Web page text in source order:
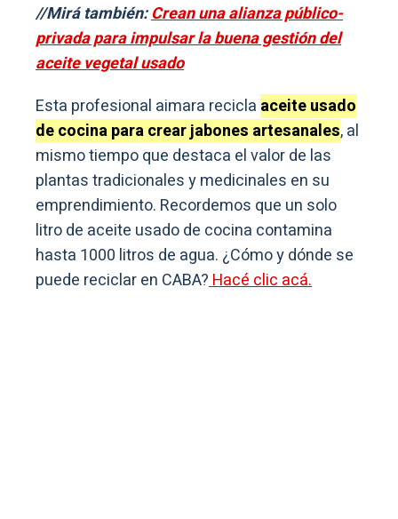
//Mirá también:Crean una alianza público-
privada para impulsar la buena gestión del
aceite vegetal usado
Esta profesional aimara recicla aceite usado
de cocina para crear jabones artesanales, al
mismo tiempo que destaca el valor de las
plantas tradicionales y medicinales en su
emprendimiento. Recordemos que un solo
litro de aceite usado de cocina contamina
hasta 1000 litros de agua. ¿Cómo y dónde se
puede reciclar en CABA?Hacé clic acá.